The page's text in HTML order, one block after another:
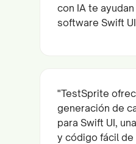
con IA te
software Swift
"TestSprite
generación de
para Swift UI,
y código fácil de